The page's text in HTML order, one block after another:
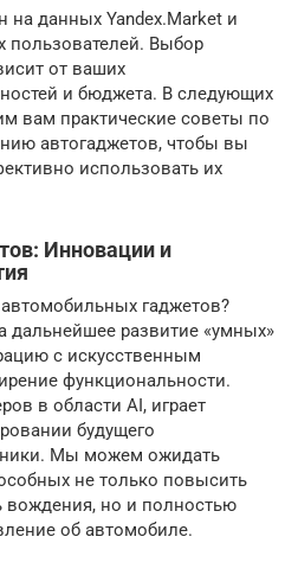
на данных Yandex.Market и
пользователей. Выбор
от ваших
и бюджета. В следующих
вам практические советы по
автогаджетов, чтобы вы
использовать их
Инновации и
гаджетов?
дальнейшее развитие «умных»
с искусственным
функциональности.
в области AI, играет
будущего
Мы можем ожидать
не только повысить
вождения, но и полностью
об автомобиле.